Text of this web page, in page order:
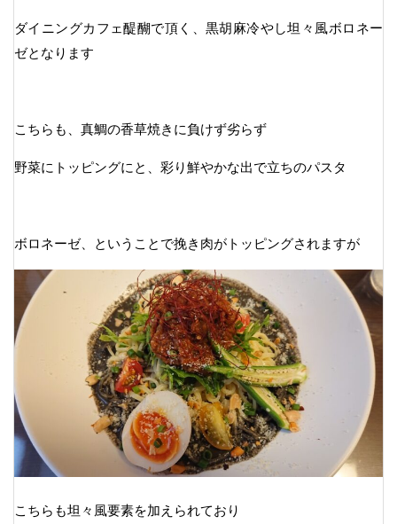
ダイニングカフェ醍醐で頂く、黒胡麻冷やし坦々風ボロネー
ゼとなります
こちらも、真鯛の香草焼きに負けず劣らず
野菜にトッピングにと、彩り鮮やかな出で立ちのパスタ
ボロネーゼ、ということで挽き肉がトッピングされますが
こちらも坦々風要素を加えられており